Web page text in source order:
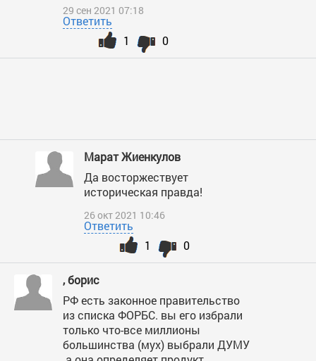
29 сен 2021 07:18
Ответить
0
1
Марат Жиенкулов
Да восторжествует
историческая правда!
26 окт 2021 10:46
Ответить
0
1
, борис
РФ есть законное правительство
из списка ФОРБС. вы его избрали
только что-все миллионы
большинства (мух) выбрали ДУМУ